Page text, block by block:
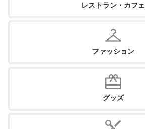
レストラン・カフェ
ファッション
グッズ